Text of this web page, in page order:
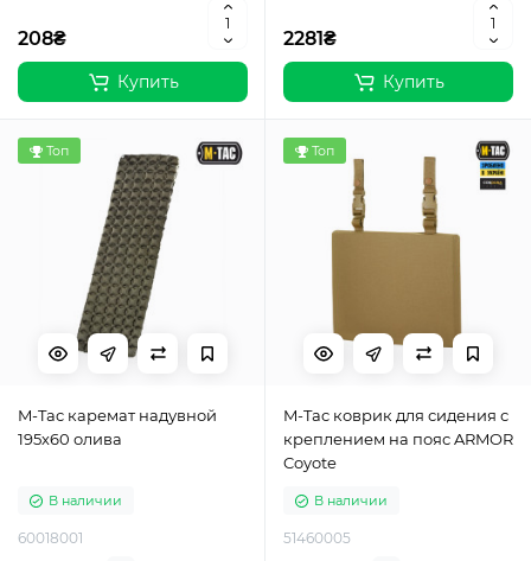
208₴
Купить
2281₴
Купить
Топ
M-Tac каремат надувной
195х60 олива
В наличии
60018001
Топ
M-Tac коврик для сидения с
креплением на пояс ARMOR
Coyote
В наличии
51460005